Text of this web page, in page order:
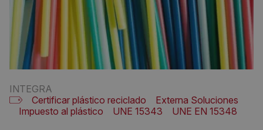
INTEGRA
Certificar plástico reciclado
Externa Soluciones
Impuesto al plástico
UNE 15343 UNE EN 15348